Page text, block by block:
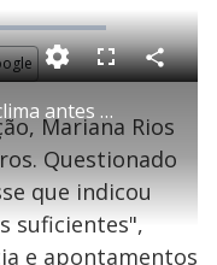
Mariana Rios enquenta clima antes da eliminação com perguntas aos conquisteiros | A Grande Conquista
F
l
s
c
r
n
C
o
a
r
i
l
Mariana Rios
Questionado
que indicou
suficientes",
e apontamentos